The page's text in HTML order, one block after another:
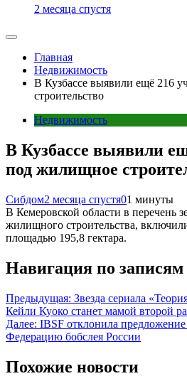
2 месяца спустя
Главная
Недвижимость
В Кузбассе выявили ещё 216
строительство
Недвижимость
В Кузбассе выявили
под жилищное
Сибдом2 месяца спустя01 минуты
В Кемеровской области в перечень
жилищного строительства,
площадью 195,8 гектара.
Навигация по записям
Предыдущая: Звезда сериала
Кейли Куоко станет мамой второй
Далее: IBSF отклонила
Федерацию бобслея России
Похожие новости